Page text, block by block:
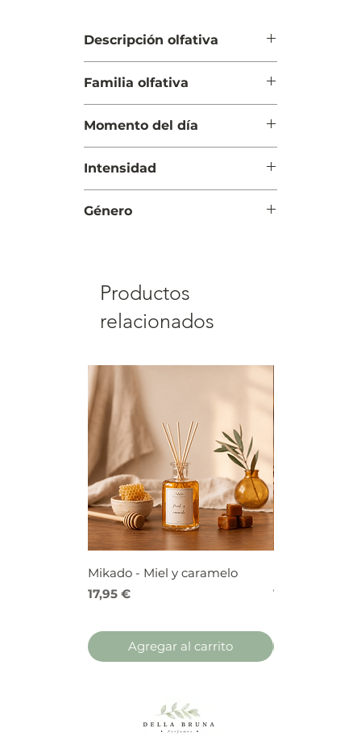
Descripción olfativa
(melocotón), chabacano, pera y
manzana verde
Cuerpo: Jazmín, sándalo y musgo
Familia olfativa
Momento del día
Intensidad
Género
Productos
relacionados
Mikado - Miel y caramelo
Precio
17,95 €
Agregar al carrito
Precio
17,95 €